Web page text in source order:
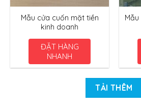
Mẫu cửa cuốn mặt tiền
kinh doanh
ĐẶT HÀNG
NHANH
TẢI THÊM